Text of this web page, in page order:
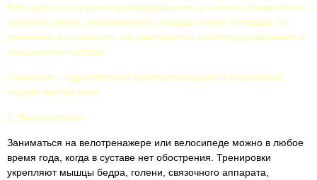
Вам удастся улучшить кровообращение, устранить скованность,
укрепить связки, активизировать мышцы вокруг суставов. Со
временем вы заметите, как увеличилась амплитуда движения в
пораженном суставе.
Ожирение – единственное противопоказание к спортивной
ходьбе при артрозе
2. Велопрогулки.
Заниматься на велотренажере или велосипеде можно в любое
время года, когда в суставе нет обострения. Тренировки
укрепляют мышцы бедра, голени, связочного аппарата,